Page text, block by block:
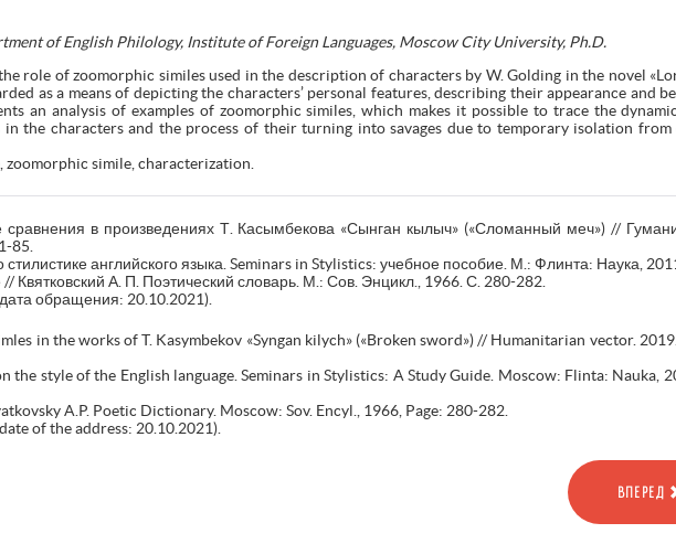
of English Philology, Institute of Foreign Languages, Moscow City University, Ph.D.
role of zoomorphic similes used in the description of characters by W. Golding in the novel
as a means of depicting the characters’ personal features, describing their appearance and
an analysis of examples of zoomorphic similes, which makes it possible to trace the
the characters and the process of their turning into savages due to temporary isolation from
zoomorphic simile, characterization.
в произведениях Т. Касымбекова «Сынган кылыч» («Сломанный меч») //
85.
английского языка. Seminars in Stylistics: учебное пособие. М.: Флинта: Наука,
Квятковский А. П. Поэтический словарь. М.: Сов. Энцикл., 1966. С. 280-282.
обращения: 20.10.2021).
in the works of T. Kasymbekov «Syngan kilych» («Broken sword») // Humanitarian vector.
the style of the English language. Seminars in Stylistics: A Study Guide. Moscow: Flinta: Nauka,
A.P. Poetic Dictionary. Moscow: Sov. Encyl., 1966, Page: 280-282.
of the address: 20.10.2021).
ВПЕРЕД